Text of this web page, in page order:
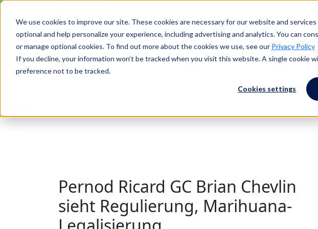
We use cookies to improve our site. These cookies are necessary for our website and
optional and help personalize your experience, including advertising and analytics. You can
or manage optional cookies. To find out more about the cookies we use, see our Privacy Policy
If you decline, your information won’t be tracked when you visit this website. A single cookie
preference not to be tracked.
Cookies settings
Suche
Suche
Branchen Lösungen Produkte Kundenerfolg Ressourcen
Pernod Ricard GC Brian Chevlin
sieht Regulierung, Marihuana-